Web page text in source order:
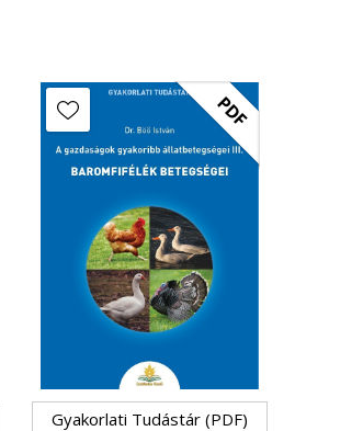
PDF
Gyakorlati Tudástár (PDF)